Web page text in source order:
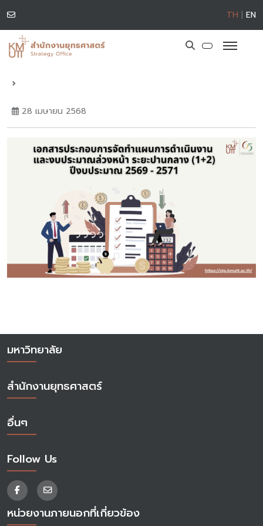
TH | EN
28 เมษายน 2568
มหาวิทยาลัย
สำนักงานยุทธศาสตร์
อื่นๆ
Follow Us
หน่วยงานภายนอกที่เกี่ยวข้อง